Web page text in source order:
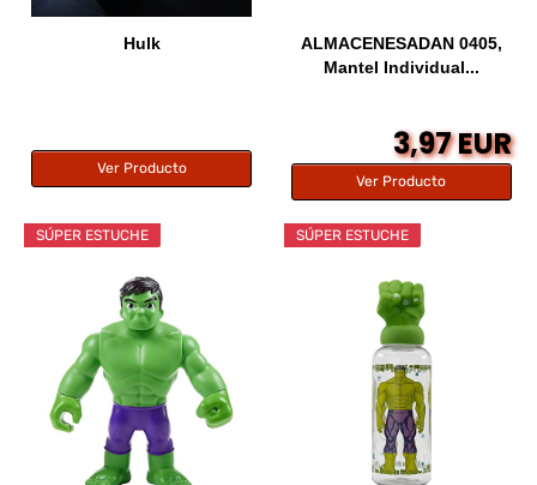
Hulk
Ver Producto
ALMACENESADAN 0405,
Mantel Individual...
3,97 EUR
Ver Producto
SÚPER ESTUCHE SÚPER ESTUCHE